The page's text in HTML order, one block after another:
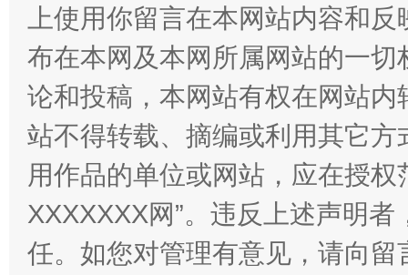
扯下公款旅游的“隐身衣” 如何以
上使用你留言在本网站内容和
布在本网及本网所属网站的一
论和投稿，本网站有权在网站
站不得转载、摘编或利用其它
用作品的单位或网站，应在授
XXXXXXX网”。违反上述声明
任。如您对管理有意见，请向